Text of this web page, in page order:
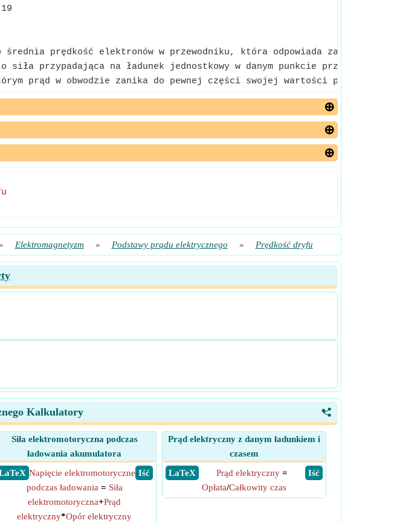
prędkość elektronów w przewodniku, która odpowiada za przepływ
przypadająca na ładunek jednostkowy w danym punkcie przestrzeni,
prąd w obwodzie zanika do pewnej części swojej wartości
Elektromagnetyzm » Podstawy prądu elektrycznego » Prędkość dryfu
<
Kalkulatory
Siła elektromotoryczna podczas
ładowania akumulatora
​ Iść
Napięcie elektromotoryczne
podczas ładowania = Siła
elektromotoryczna+Prąd
elektryczny*Opór elektryczny
Prąd elektryczny z danym ładunkiem i
czasem
​ LaTeX
​ Iść
Prąd elektryczny =
Opłata/Całkowity czas